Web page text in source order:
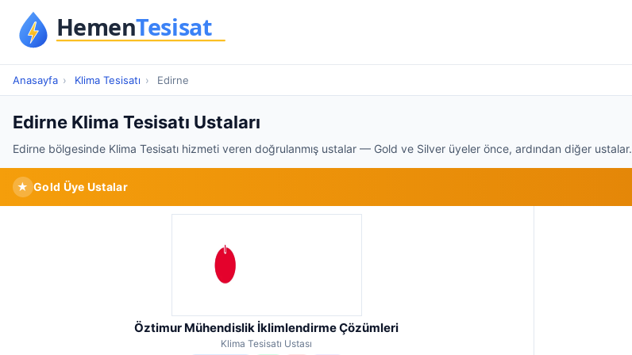
Anasayfa › Klima Tesisatı › Edirne
Edirne Klima Tesisatı Ustaları
Edirne bölgesinde Klima Tesisatı hizmeti veren doğrulanmış ustalar — Gold ve Silver üyeler önce, ardından diğer ustalar.
★ Gold Üye Ustalar
Öztimur Mühendislik İklimlendirme Çözümleri
Klima Tesisatı Ustası